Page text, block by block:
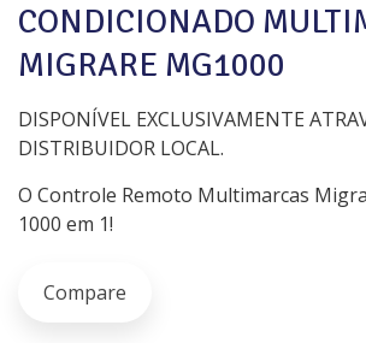
CONDICIONADO
MIGRARE MG1000
DISPONÍVEL EXCLUSIVAMENTE
DISTRIBUIDOR LOCAL.
O Controle Remoto Multimarcas
1000 em 1!
Compare